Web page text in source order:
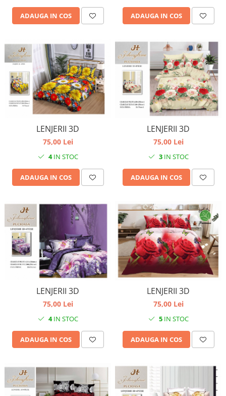
ADAUGA IN COS ADAUGA IN COS
LENJERII 3D
75,00 Lei
4IN STOC
ADAUGA IN COS
LENJERII 3D
75,00 Lei
3IN STOC
ADAUGA IN COS
LENJERII 3D
75,00 Lei
4IN STOC
ADAUGA IN COS
LENJERII 3D
75,00 Lei
5IN STOC
ADAUGA IN COS